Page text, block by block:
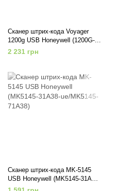
Сканер штрих-кода Voyager
1200g USB Honeywell (1200G-
1USB-1/ 1200G-2USB-1)
2 231 грн
Сканер штрих-кода MK-5145
USB Honeywell (MK5145-31A38-
ue/MK5145-71A38)